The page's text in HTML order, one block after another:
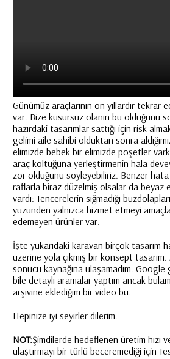
Günümüz araçlarının on yıllardır tekrar
var. Bize kusursuz olanın bu olduğunu
hazırdaki tasarımlar sattığı için risk
gelimi aile sahibi olduktan sonra
elimizde bebek bir elimizde poşetler
araç koltuğuna yerleştirmenin hala
zor olduğunu söyleyebiliriz. Benzer
raflarla biraz düzelmiş olsalar da beyaz
vardı: Tencerelerin sığmadığı
yüzünden yalnızca hizmet etmeyi
edemeyen ürünler var.
İşte yukarıdaki karavan birçok tasarım
üzerine yola çıkmış bir konsept
sonucu kaynağına ulaşamadım. Google
bile detaylı aramalar yaptım ancak
arşivine eklediğim bir video bu.
Hepinize iyi seyirler dilerim.
NOT:Şimdilerde hedeflenen üretim hızı
ulaştırmayı bir türlü beceremediği için